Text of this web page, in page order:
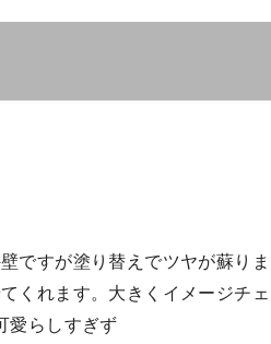
ですが塗り替えでツヤが蘇りま
くれます。大きくイメージチェ
愛らしすぎず